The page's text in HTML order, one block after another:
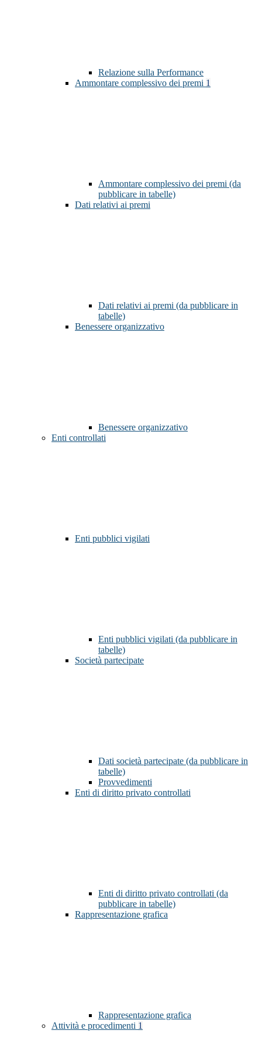
Relazione sulla Performance
Ammontare complessivo dei premi 1
Ammontare complessivo dei premi (da
pubblicare in tabelle)
Dati relativi ai premi
Dati relativi ai premi (da pubblicare in
tabelle)
Benessere organizzativo
Benessere organizzativo
Enti controllati
Enti pubblici vigilati
Enti pubblici vigilati (da pubblicare in
tabelle)
Società partecipate
Dati società partecipate (da pubblicare in
tabelle)
Provvedimenti
Enti di diritto privato controllati
Enti di diritto privato controllati (da
pubblicare in tabelle)
Rappresentazione grafica
Rappresentazione grafica
Attività e procedimenti 1